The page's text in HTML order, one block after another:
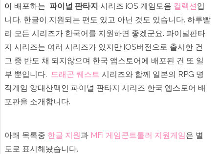
(아
이
폰,
아
이
패
드
FINAL
FANTASY
유
게
에
이 배포하는 파이널 판타지시리즈 iOS 게임모음 컬렉션입
니다. 한글이 지원되는 편도 있고 아닌 것도 있습니다. 하루빨
리 모든 시리즈가 한국어를 지원하면 좋겠군요. 파이널판타
지 시리즈는 여러 시리즈가 있지만 iOS버전으로 출시한 건
그 중 반도 채 되지않으며 한국 앱스토어에 배포된 건 또 일
부 뿐입니다. 드래곤 퀘스트 시리즈와 함께 일본의 RPG 명
작게임 양대산맥인 파이널 판타지 시리즈 한국 앱스토어 배
포판을 소개합니다.
아래 목록중 한글 지원과 MFi 게임콘트롤러 지원게임은 별
도로 표시해놨습니다.